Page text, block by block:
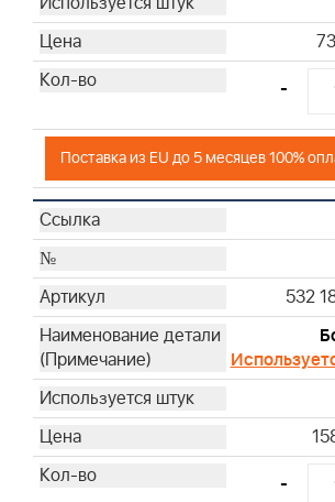
-
Поставка из EU до 5 месяцев 100%
532
-